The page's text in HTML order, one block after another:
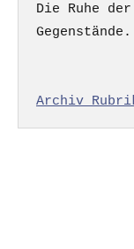
Die Ruhe der
Gegenstände.
Archiv